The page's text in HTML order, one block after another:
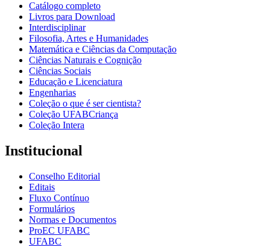
Catálogo completo
Livros para Download
Interdisciplinar
Filosofia, Artes e Humanidades
Matemática e Ciências da Computação
Ciências Naturais e Cognição
Ciências Sociais
Educação e Licenciatura
Engenharias
Coleção o que é ser cientista?
Coleção UFABCriança
Coleção Intera
Institucional
Conselho Editorial
Editais
Fluxo Contínuo
Formulários
Normas e Documentos
ProEC UFABC
UFABC